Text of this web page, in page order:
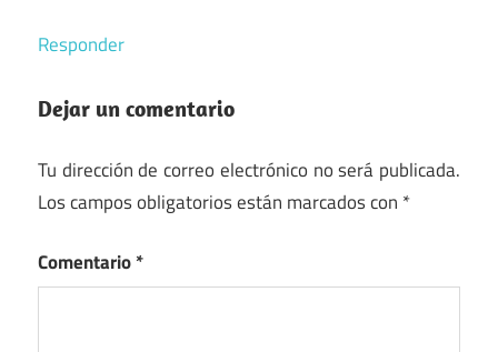
Responder
Dejar un comentario
Tu dirección de correo electrónico no será publicada.
Los campos obligatorios están marcados con *
Comentario*